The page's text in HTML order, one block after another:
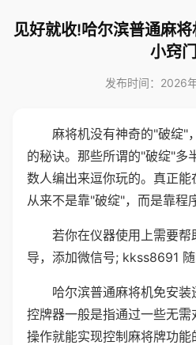
见好就收!哈尔滨普通麻
小窍
发布时间：2026
麻将机没有神奇的"破绽"
的秘诀。那些所谓的"破绽"多
数人编出来逗你玩的。真正
从来不是靠"破绽"，而是靠程
若你在仪器使用上需要
导，添加微信号; kkss8691 随
哈尔滨普通麻将机免安
控牌器一般是指通过一些无
操作就能实现控制麻将牌功能